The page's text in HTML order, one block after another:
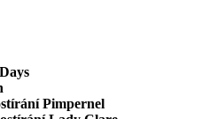
Pimpernel